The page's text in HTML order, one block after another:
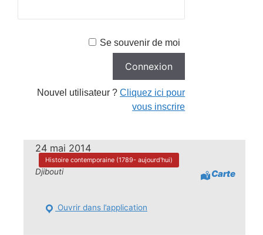
Se souvenir de moi
Nouvel utilisateur ?Cliquez ici pour
vous inscrire
24 mai 2014
Histoire contemporaine (1789- aujourd'hui)
Djibouti Carte
Ouvrir dans l’application